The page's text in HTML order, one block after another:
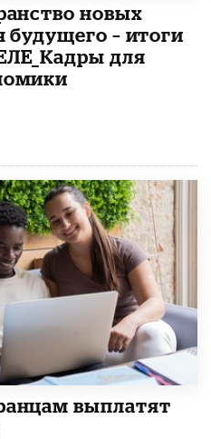
новых
– итоги
для
выплатят